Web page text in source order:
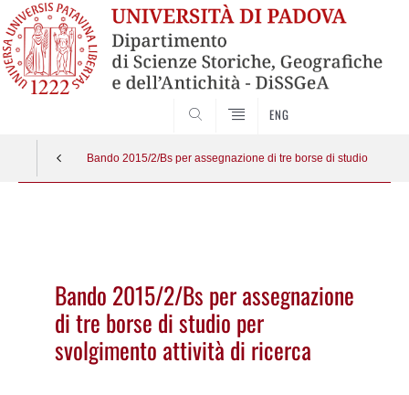
ENG
Bando 2015/2/Bs per assegnazione di tre borse di studio per
Bando 2015/2/Bs per assegnazione
di tre borse di studio per
svolgimento attività di ricerca